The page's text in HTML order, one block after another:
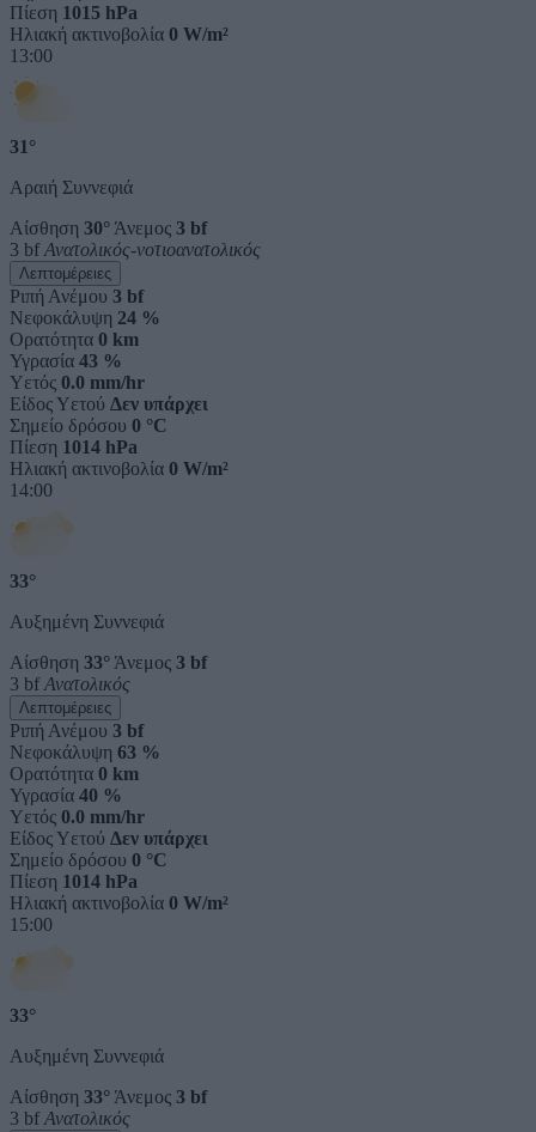
Πίεση 1015 hPa
Ηλιακή ακτινοβολία 0 W/m²
13:00
31°
Αραιή Συννεφιά
Αίσθηση 30° Άνεμος 3 bf
3 bf Ανατολικός-νοτιοανατολικός
Λεπτομέρειες
Ριπή Ανέμου 3 bf
Νεφοκάλυψη 24 %
Ορατότητα 0 km
Υγρασία 43 %
Υετός 0.0 mm/hr
Είδος Υετού Δεν υπάρχει
Σημείο δρόσου 0 °C
Πίεση 1014 hPa
Ηλιακή ακτινοβολία 0 W/m²
14:00
33°
Αυξημένη Συννεφιά
Αίσθηση 33° Άνεμος 3 bf
3 bf Ανατολικός
Λεπτομέρειες
Ριπή Ανέμου 3 bf
Νεφοκάλυψη 63 %
Ορατότητα 0 km
Υγρασία 40 %
Υετός 0.0 mm/hr
Είδος Υετού Δεν υπάρχει
Σημείο δρόσου 0 °C
Πίεση 1014 hPa
Ηλιακή ακτινοβολία 0 W/m²
15:00
33°
Αυξημένη Συννεφιά
Αίσθηση 33° Άνεμος 3 bf
3 bf Ανατολικός